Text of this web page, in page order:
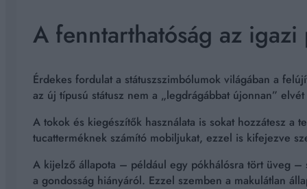
A fenntarthatóság az igazi
Érdekes fordulat a státuszszimbólumok világában a
az új típusú státusz nem a „legdrágábbat újonnan”
A tokok és kiegészítők használata is sokat hozzátesz
tucatterméknek számító mobiljukat, ezzel is kifejezve
A kijelző állapota – például egy pókhálósra tört üveg –
a gondosság hiányáról. Ezzel szemben a makulátlan